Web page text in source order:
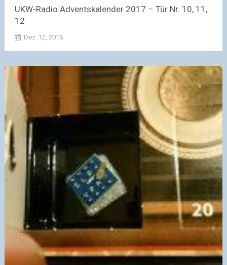
UKW-Radio Adventskalender 2017 – Tür Nr. 10, 11,
12
Dez. 12, 2016